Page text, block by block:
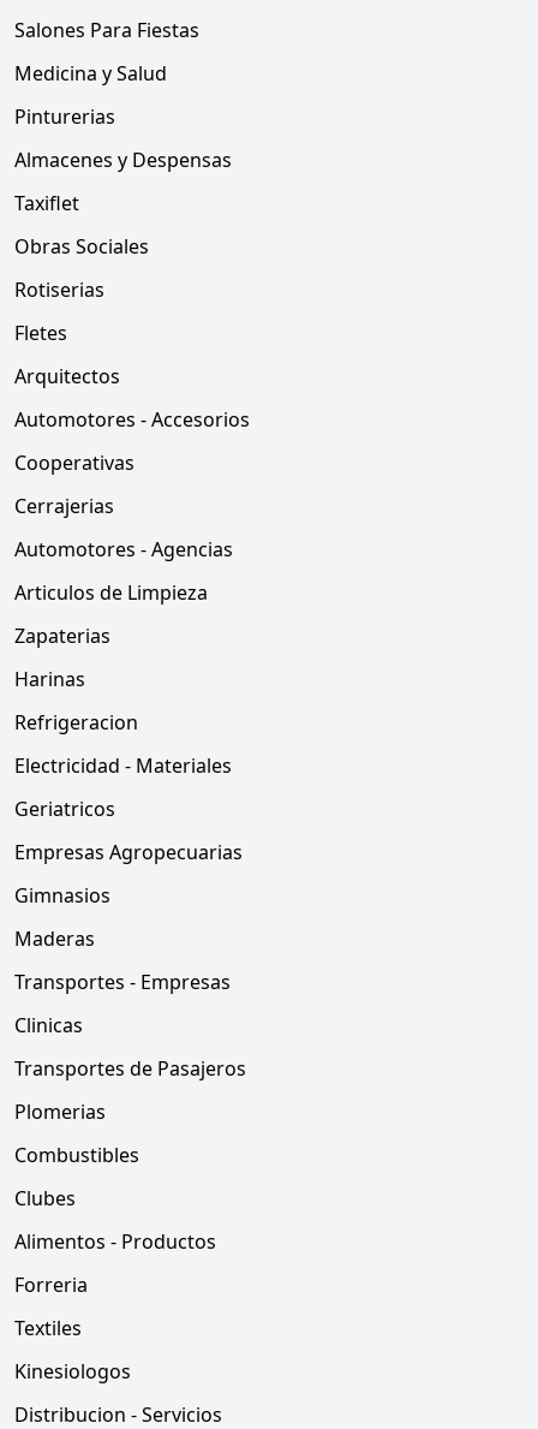
Salones Para Fiestas
Medicina y Salud
Pinturerias
Almacenes y Despensas
Taxiflet
Obras Sociales
Rotiserias
Fletes
Arquitectos
Automotores - Accesorios
Cooperativas
Cerrajerias
Automotores - Agencias
Articulos de Limpieza
Zapaterias
Harinas
Refrigeracion
Electricidad - Materiales
Geriatricos
Empresas Agropecuarias
Gimnasios
Maderas
Transportes - Empresas
Clinicas
Transportes de Pasajeros
Plomerias
Combustibles
Clubes
Alimentos - Productos
Forreria
Textiles
Kinesiologos
Distribucion - Servicios